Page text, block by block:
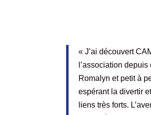
« J’ai découvert
l’association
Romalyn et petit à
espérant la divertir
liens très forts.